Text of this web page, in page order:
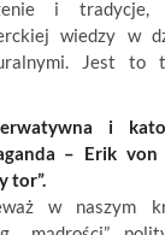
i
wiedzy w
Jest to
i
– Erik von
tor”.
w naszym